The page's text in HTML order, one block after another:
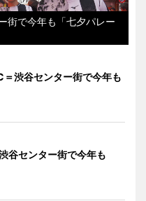
街で今年も「七夕パレー
＝渋谷センター街で今年も
谷センター街で今年も